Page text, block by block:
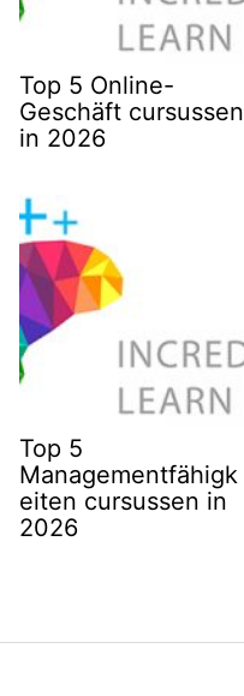
Top 5 Online-
Geschäft cursussen
in 2026
Top 5
Managementfähigk
eiten cursussen in
2026